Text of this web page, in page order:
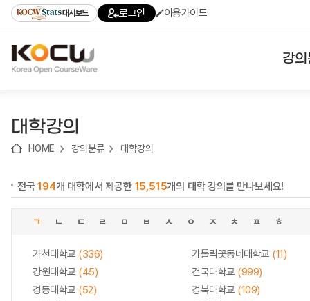
기
기
기
content)
가
대시보드 로그인 이용가이드
강
대학강의
HOME 강의분류 대학강의
전국194개 대학에서 제공한 15,515개의 대학 강의를 만나보세요!
ㄱ ㄴ ㄷ ㄹ ㅁ ㅂ ㅅ ㅇ ㅈ ㅊ ㅍ ㅎ
가천대학교 (336) 가톨릭꽃동네대학교 (11)
강원대학교 (45) 건국대학교 (999)
경동대학교 (52) 경북대학교 (109)